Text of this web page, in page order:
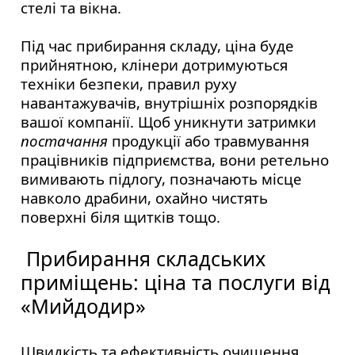
стелі та вікна.
Під час прибирання складу, ціна буде
прийнятною, клінери дотримуються
техніки безпеки, правил руху
навантажувачів, внутрішніх розпорядків
вашої компанії. Щоб уникнути затримки
постачання продукції або травмування
працівників підприємства, вони ретельно
вимивають підлогу, позначають місце
навколо драбини, охайно чистять
поверхні біля щитків тощо.
Прибирання складських
приміщень: ціна та послуги від
«Мийдодир»